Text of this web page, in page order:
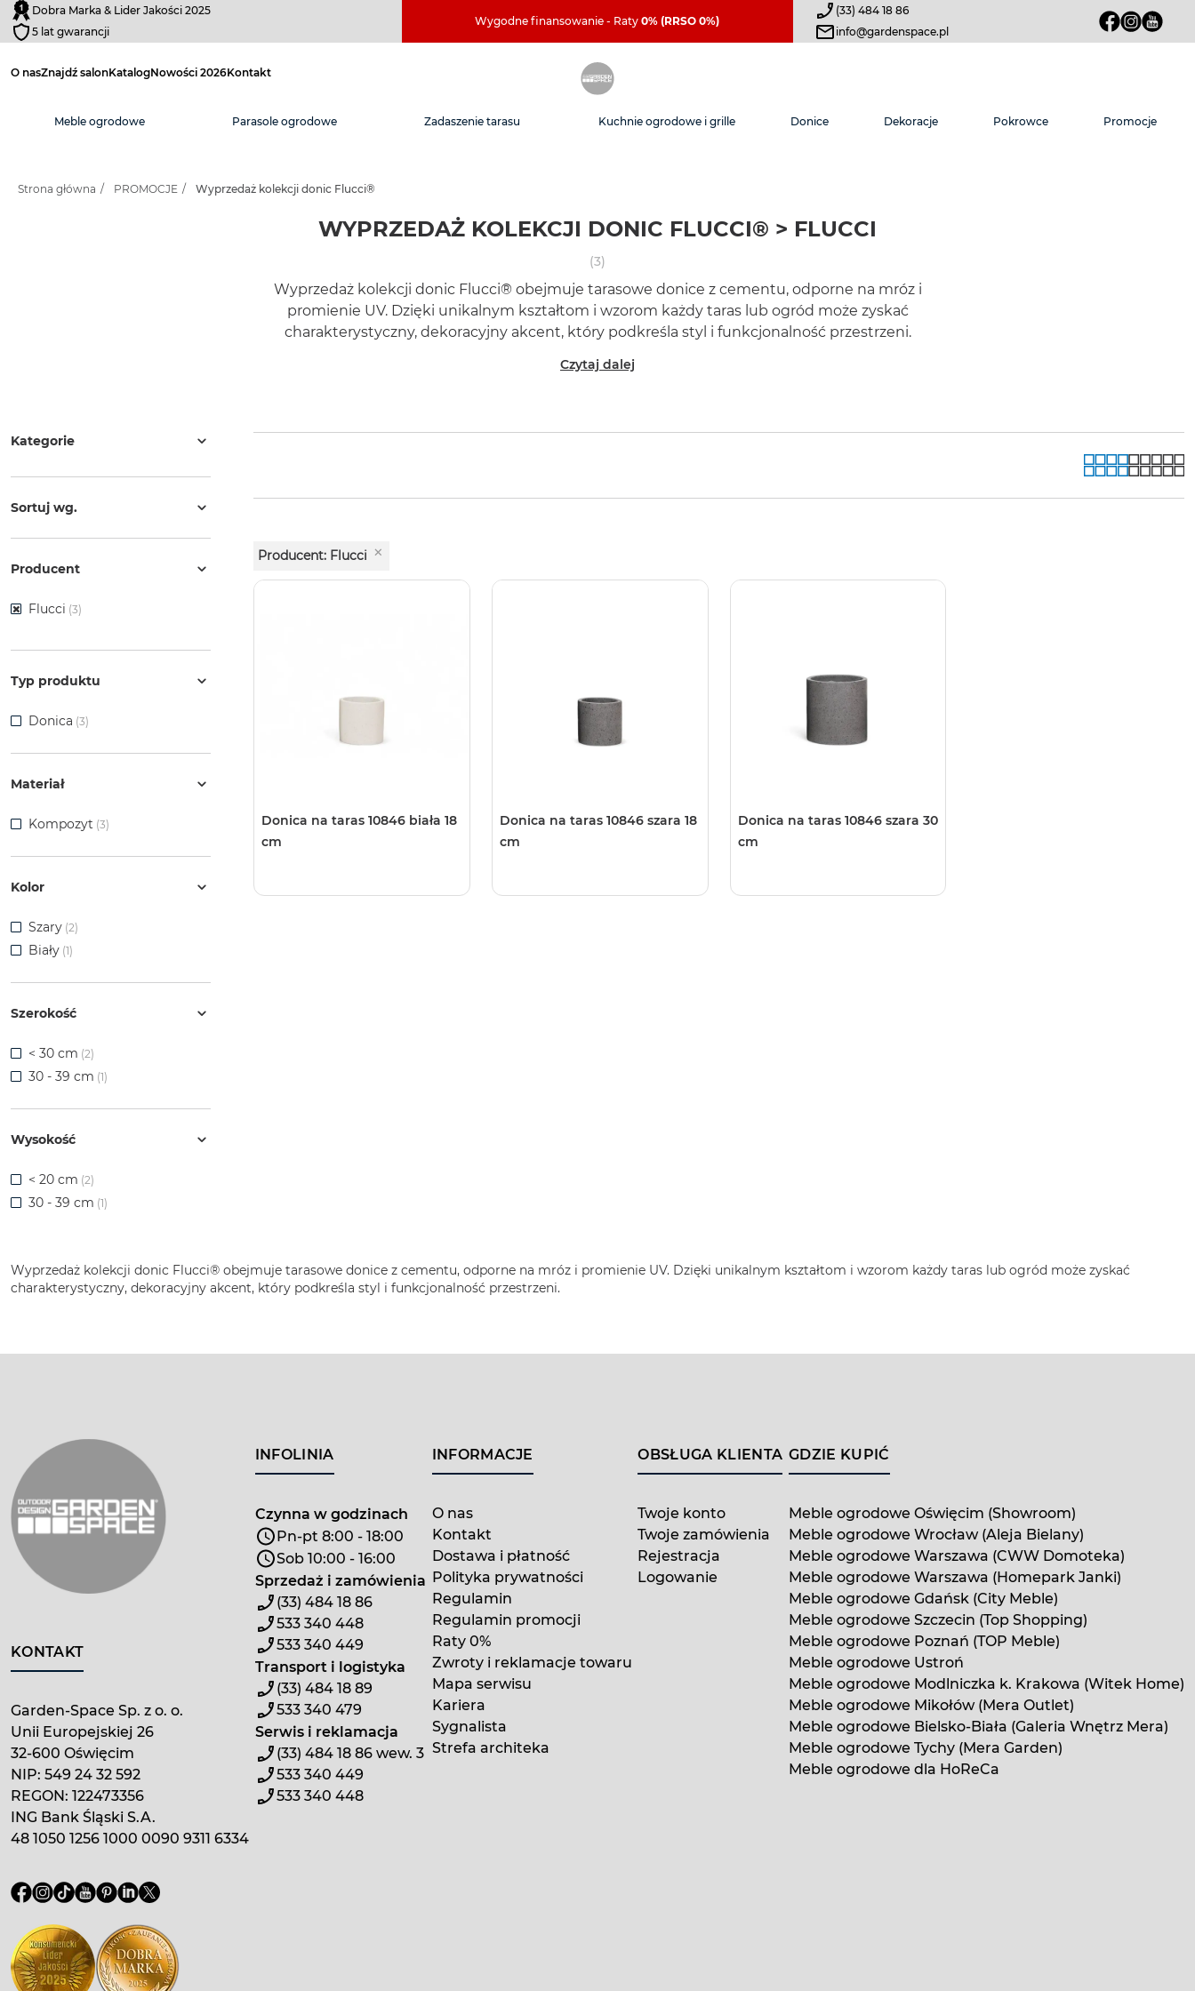
Dobra Marka & Lider Jakości 2025
5 lat gwarancji
Wygodne finansowanie - Raty0% (RRSO 0%)
(33) 484 18 86
info@gardenspace.pl
O nasZnajdź salonKatalogNowości 2026Kontakt
Meble ogrodowe Parasole ogrodowe Zadaszenie tarasu Kuchnie ogrodowe i grille Donice Dekoracje Pokrowce Promocje
Strona główna / PROMOCJE / Wyprzedaż kolekcji donic Flucci®
WYPRZEDAŻ KOLEKCJI DONIC FLUCCI® > FLUCCI
(3)
Wyprzedaż kolekcji donic Flucci® obejmuje tarasowe donice z cementu, odporne na mróz i
promienie UV. Dzięki unikalnym kształtom i wzorom każdy taras lub ogród może zyskać
charakterystyczny, dekoracyjny akcent, który podkreśla styl i funkcjonalność przestrzeni.
Czytaj dalej
Kategorie
Sortuj wg.
Producent
Flucci (3)
Typ produktu
Donica (3)
Materiał
Kompozyt (3)
Kolor
Szary (2)
Biały (1)
Szerokość
< 30 cm (2)
30 - 39 cm (1)
Wysokość
< 20 cm (2)
30 - 39 cm (1)
Producent: Flucci ×
Donica na taras 10846 biała 18
cm
Donica na taras 10846 szara 18
cm
Donica na taras 10846 szara 30
cm
Wyprzedaż kolekcji donic Flucci® obejmuje tarasowe donice z cementu, odporne na mróz i promienie UV. Dzięki unikalnym kształtom i wzorom każdy taras lub ogród może zyskać
charakterystyczny, dekoracyjny akcent, który podkreśla styl i funkcjonalność przestrzeni.
KONTAKT
Garden-Space Sp. z o. o.
Unii Europejskiej 26
32-600 Oświęcim
NIP: 549 24 32 592
REGON: 122473356
ING Bank Śląski S.A.
48 1050 1256 1000 0090 9311 6334
INFOLINIA
Czynna w godzinach
Pn-pt 8:00 - 18:00
Sob 10:00 - 16:00
Sprzedaż i zamówienia
(33) 484 18 86
533 340 448
533 340 449
Transport i logistyka
(33) 484 18 89
533 340 479
Serwis i reklamacja
(33) 484 18 86 wew. 3
533 340 449
533 340 448
INFORMACJE
O nas
Kontakt
Dostawa i płatność
Polityka prywatności
Regulamin
Regulamin promocji
Raty 0%
Zwroty i reklamacje towaru
Mapa serwisu
Kariera
Sygnalista
Strefa architeka
OBSŁUGA KLIENTA
Twoje konto
Twoje zamówienia
Rejestracja
Logowanie
GDZIE KUPIĆ
Meble ogrodowe Oświęcim (Showroom)
Meble ogrodowe Wrocław (Aleja Bielany)
Meble ogrodowe Warszawa (CWW Domoteka)
Meble ogrodowe Warszawa (Homepark Janki)
Meble ogrodowe Gdańsk (City Meble)
Meble ogrodowe Szczecin (Top Shopping)
Meble ogrodowe Poznań (TOP Meble)
Meble ogrodowe Ustroń
Meble ogrodowe Modlniczka k. Krakowa (Witek Home)
Meble ogrodowe Mikołów (Mera Outlet)
Meble ogrodowe Bielsko-Biała (Galeria Wnętrz Mera)
Meble ogrodowe Tychy (Mera Garden)
Meble ogrodowe dla HoReCa